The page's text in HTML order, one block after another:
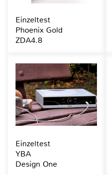
Einzeltest
Phoenix Gold
ZDA4.8
Einzeltest
YBA
Design One